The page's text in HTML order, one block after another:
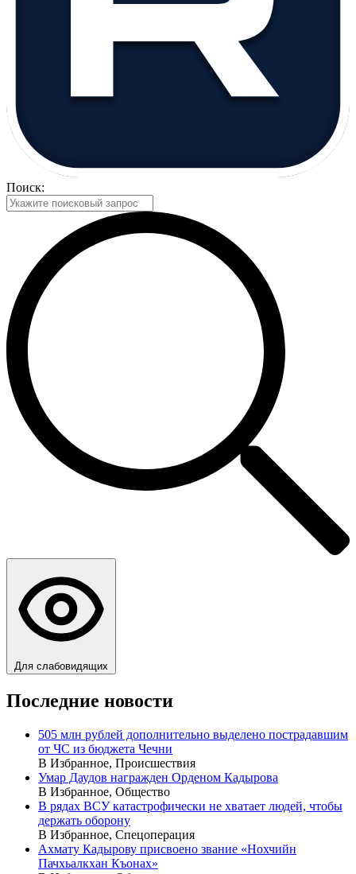
Поиск:
Для слабовидящих
Последние новости
505 млн рублей дополнительно выделено пострадавшим
от ЧС из бюджета Чечни
В Избранное, Происшествия
Умар Даудов награжден Орденом Кадырова
В Избранное, Общество
В рядах ВСУ катастрофически не хватает людей, чтобы
держать оборону
В Избранное, Спецоперация
Ахмату Кадырову присвоено звание «Нохчийн
Пачхьалкхан Къонах»